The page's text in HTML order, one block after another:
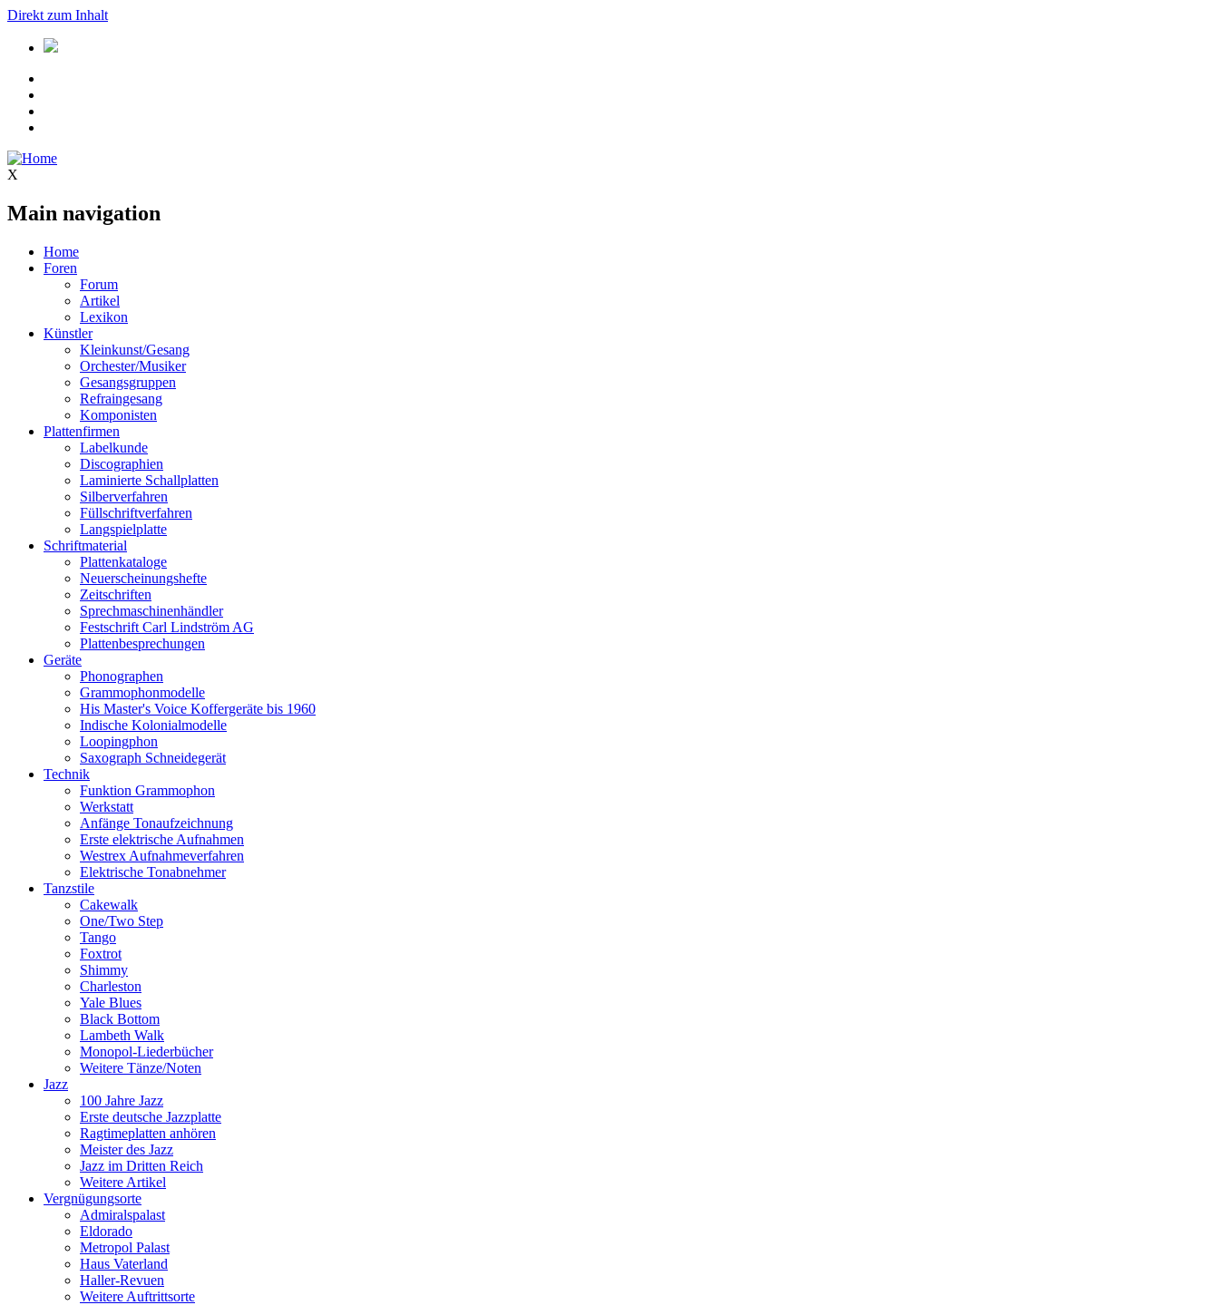
Direkt zum Inhalt
X
Main navigation
Home
Foren
Forum
Artikel
Lexikon
Künstler
Kleinkunst/Gesang
Orchester/Musiker
Gesangsgruppen
Refraingesang
Komponisten
Plattenfirmen
Labelkunde
Discographien
Laminierte Schallplatten
Silberverfahren
Füllschriftverfahren
Langspielplatte
Schriftmaterial
Plattenkataloge
Neuerscheinungshefte
Zeitschriften
Sprechmaschinenhändler
Festschrift Carl Lindström AG
Plattenbesprechungen
Geräte
Phonographen
Grammophonmodelle
His Master's Voice Koffergeräte bis 1960
Indische Kolonialmodelle
Loopingphon
Saxograph Schneidegerät
Technik
Funktion Grammophon
Werkstatt
Anfänge Tonaufzeichnung
Erste elektrische Aufnahmen
Westrex Aufnahmeverfahren
Elektrische Tonabnehmer
Tanzstile
Cakewalk
One/Two Step
Tango
Foxtrot
Shimmy
Charleston
Yale Blues
Black Bottom
Lambeth Walk
Monopol-Liederbücher
Weitere Tänze/Noten
Jazz
100 Jahre Jazz
Erste deutsche Jazzplatte
Ragtimeplatten anhören
Meister des Jazz
Jazz im Dritten Reich
Weitere Artikel
Vergnügungsorte
Admiralspalast
Eldorado
Metropol Palast
Haus Vaterland
Haller-Revuen
Weitere Auftrittsorte